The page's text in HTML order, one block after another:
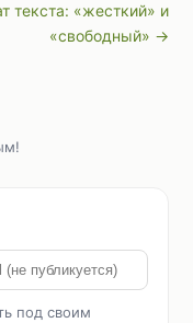
текста: «жесткий» и
«свободный» →
под своим